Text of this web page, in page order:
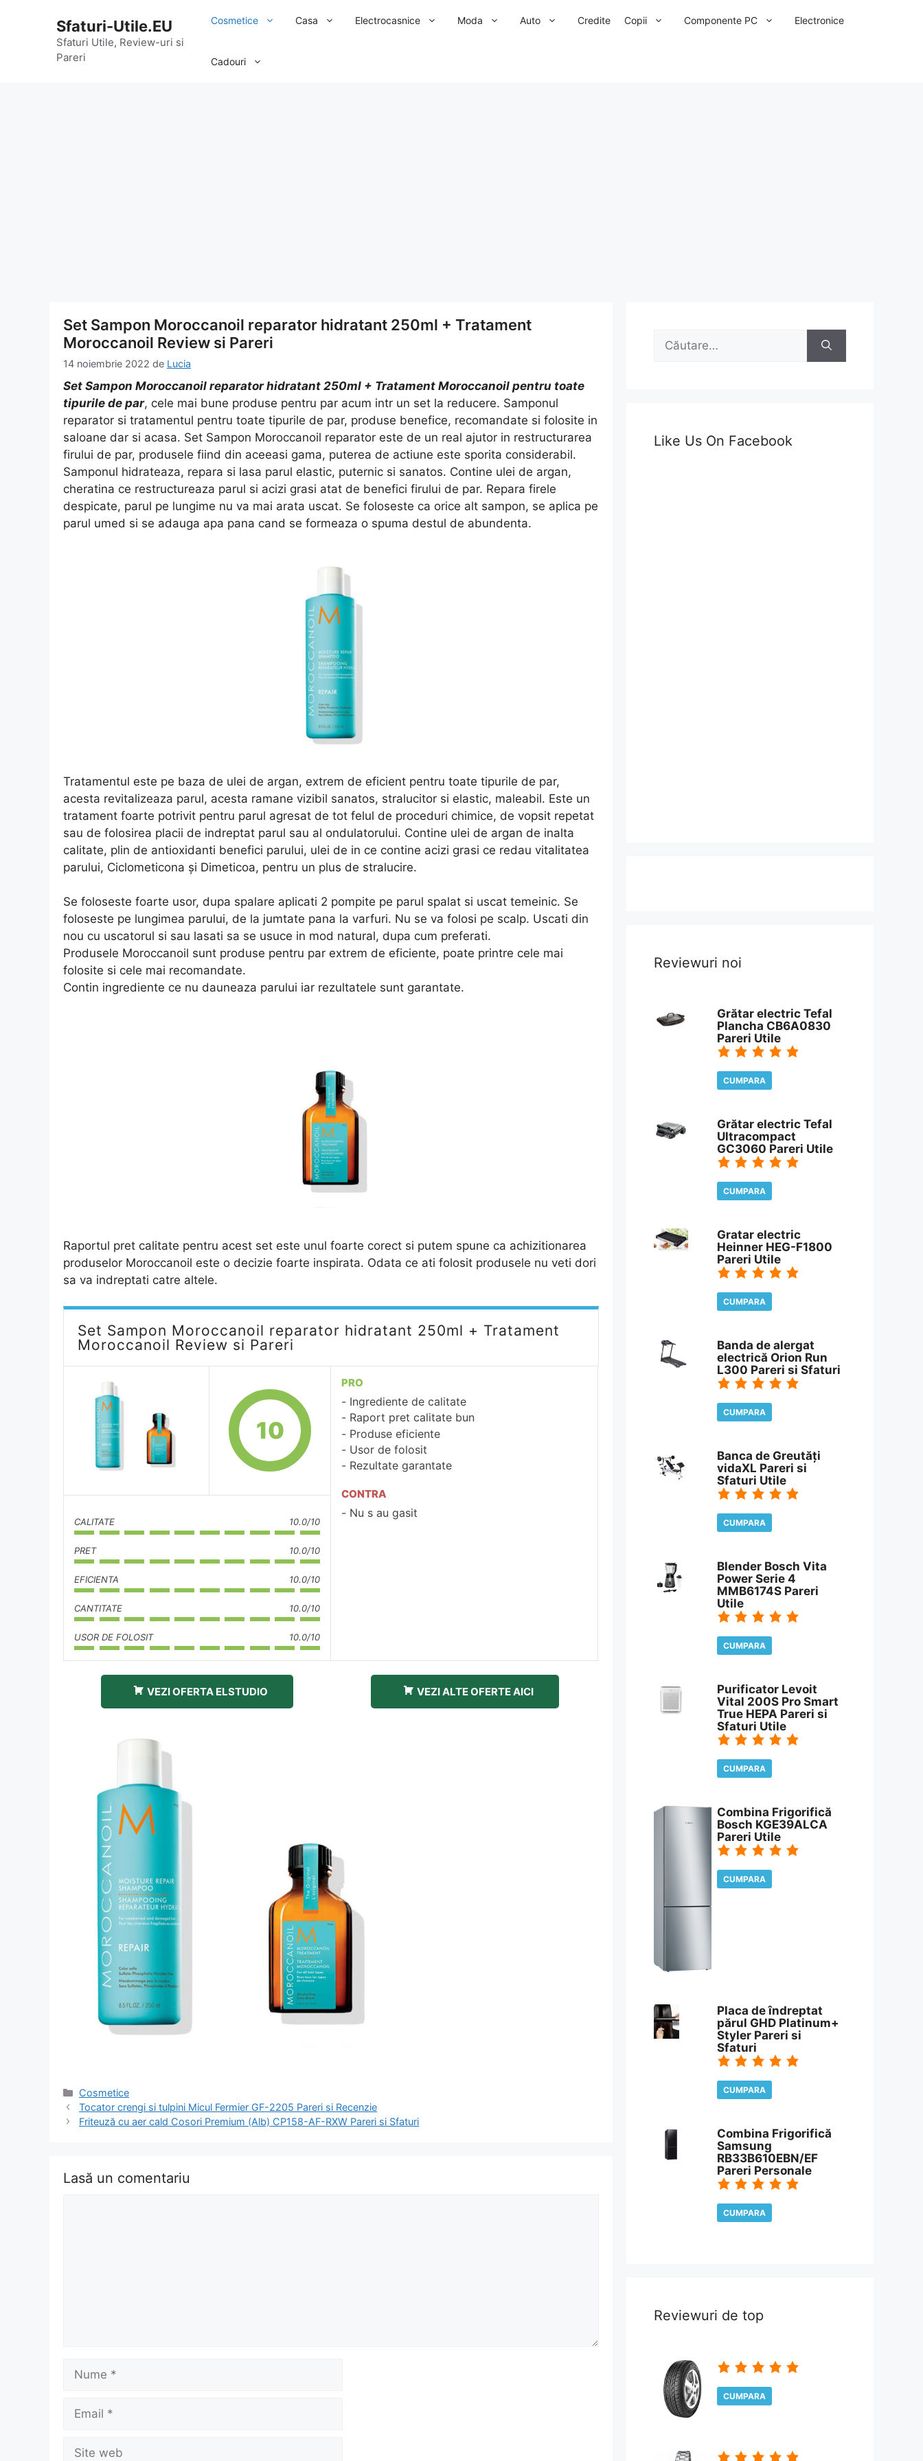
Sfaturi-Utile.EU
Sfaturi Utile, Review-uri si
Pareri
Cosmetice Casa Electrocasnice Moda Auto Credite Copii Componente PC Electronice
Cadouri
Set Sampon Moroccanoil reparator hidratant 250ml + Tratament
Moroccanoil Review si Pareri
14 noiembrie 2022 de Lucia
Set Sampon Moroccanoil reparator hidratant 250ml + Tratament Moroccanoil pentru toate
tipurile de par, cele mai bune produse pentru par acum intr un set la reducere. Samponul
reparator si tratamentul pentru toate tipurile de par, produse benefice, recomandate si folosite in
saloane dar si acasa. Set Sampon Moroccanoil reparator este de un real ajutor in restructurarea
firului de par, produsele fiind din aceeasi gama, puterea de actiune este sporita considerabil.
Samponul hidrateaza, repara si lasa parul elastic, puternic si sanatos. Contine ulei de argan,
cheratina ce restructureaza parul si acizi grasi atat de benefici firului de par. Repara firele
despicate, parul pe lungime nu va mai arata uscat. Se foloseste ca orice alt sampon, se aplica pe
parul umed si se adauga apa pana cand se formeaza o spuma destul de abundenta.
Tratamentul este pe baza de ulei de argan, extrem de eficient pentru toate tipurile de par,
acesta revitalizeaza parul, acesta ramane vizibil sanatos, stralucitor si elastic, maleabil. Este un
tratament foarte potrivit pentru parul agresat de tot felul de proceduri chimice, de vopsit repetat
sau de folosirea placii de indreptat parul sau al ondulatorului. Contine ulei de argan de inalta
calitate, plin de antioxidanti benefici parului, ulei de in ce contine acizi grasi ce redau vitalitatea
parului, Ciclometicona și Dimeticoa, pentru un plus de stralucire.
Se foloseste foarte usor, dupa spalare aplicati 2 pompite pe parul spalat si uscat temeinic. Se
foloseste pe lungimea parului, de la jumtate pana la varfuri. Nu se va folosi pe scalp. Uscati din
nou cu uscatorul si sau lasati sa se usuce in mod natural, dupa cum preferati.
Produsele Moroccanoil sunt produse pentru par extrem de eficiente, poate printre cele mai
folosite si cele mai recomandate.
Contin ingrediente ce nu dauneaza parului iar rezultatele sunt garantate.
Raportul pret calitate pentru acest set este unul foarte corect si putem spune ca achizitionarea
produselor Moroccanoil este o decizie foarte inspirata. Odata ce ati folosit produsele nu veti dori
sa va indreptati catre altele.
Set Sampon Moroccanoil reparator hidratant 250ml + Tratament
Moroccanoil Review si Pareri
10
CALITATE 10.0/10
PRET 10.0/10
EFICIENTA 10.0/10
CANTITATE 10.0/10
USOR DE FOLOSIT 10.0/10
PRO
Ingrediente de calitate
Raport pret calitate bun
Produse eficiente
Usor de folosit
Rezultate garantate
CONTRA
Nu s au gasit
VEZI OFERTA ELSTUDIO VEZI ALTE OFERTE AICI
Categorii
Cosmetice
Navigare
în
Tocator crengi si tulpini Micul Fermier GF-2205 Pareri si Recenzie
Friteuză cu aer cald Cosori Premium (Alb) CP158-AF-RXW Pareri si Sfaturi
Lasă un comentariu
Nume
Email
Site
Caută
Like Us On Facebook
Reviewuri noi
Grătar electric Tefal
Plancha CB6A0830
Pareri Utile
CUMPARA
Grătar electric Tefal
Ultracompact
GC3060 Pareri Utile
CUMPARA
Gratar electric
Heinner HEG-F1800
Pareri Utile
CUMPARA
Banda de alergat
electrică Orion Run
L300 Pareri si Sfaturi
CUMPARA
Banca de Greutăți
vidaXL Pareri si
Sfaturi Utile
CUMPARA
Blender Bosch Vita
Power Serie 4
MMB6174S Pareri
Utile
CUMPARA
Purificator Levoit
Vital 200S Pro Smart
True HEPA Pareri si
Sfaturi Utile
CUMPARA
Combina Frigorifică
Bosch KGE39ALCA
Pareri Utile
CUMPARA
Placa de îndreptat
părul GHD Platinum+
Styler Pareri si
Sfaturi
CUMPARA
Combina Frigorifică
Samsung
RB33B610EBN/EF
Pareri Personale
CUMPARA
Reviewuri de top
CUMPARA